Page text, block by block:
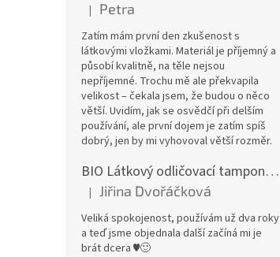
Hodnocení produktu je 5 z 5 hvězdiček.
| Petra
Zatím mám první den zkušenost s
látkovými vložkami. Materiál je příjemný a
působí kvalitně, na těle nejsou
nepříjemné. Trochu mě ale překvapila
velikost – čekala jsem, že budou o něco
větší. Uvidím, jak se osvědčí při delším
používání, ale první dojem je zatím spíš
dobrý, jen by mi vyhovoval větší rozměr.
BIO Látkový odličovací tamponek: Barevné bambusovo-biobavlněné froté
Hodnocení produktu je 5 z 5 hvězdiček.
| Jiřina Dvořáčková
Veliká spokojenost, používám už dva roky
a teď jsme objednala další začíná mi je
brát dcera ♥️🙂